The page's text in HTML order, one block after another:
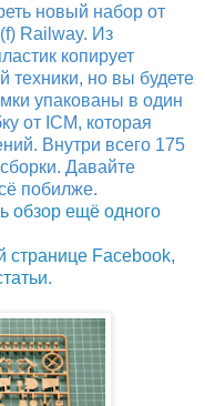
новый набор от
Railway. Из
копирует
техники, но вы будете
упакованы в один
от ICM, которая
Внутри всего 175
Давайте
побилже.
обзор ещё одного
странице Facebook,
.